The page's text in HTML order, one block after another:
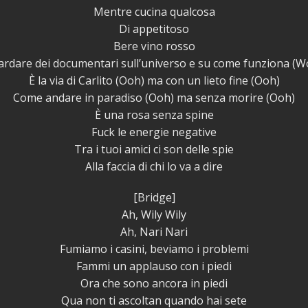
Mentre cucina qualcosa
Di appetitoso
Bere vino rosso
dei documentari sull’universo e su come funziona
È la via di Carlito (Ooh) ma con un lieto fine (Ooh)
Come andare in paradiso (Ooh) ma senza morire (Ooh)
È una rosa senza spine
Fuck le energie negative
Tra i tuoi amici ci son delle spie
Alla faccia di chi lo va a dire
[Bridge]
Ah, Wily Wily
Ah, Nari Nari
Fumiamo i casini, beviamo i problemi
Fammi un applauso con i piedi
Ora che sono ancora in piedi
Qua non ti ascoltan quando hai sete